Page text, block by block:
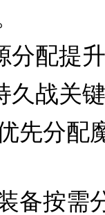
分配提
久战关
先分配
备按需